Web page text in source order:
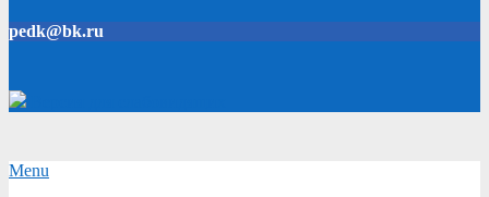
pedk@bk.ru
Secondary
Menu